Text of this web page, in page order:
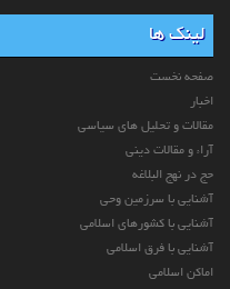
لینک ها
صفحه نخست
اخبار
مقالات و تحلیل های سیاسی
آراء و مقالات دینی
حج در نهج البلاغه
آشنایی با سرزمین وحی
آشنایی با کشورهای اسلامی
آشنایی با فرق اسلامی
اماکن اسلامی